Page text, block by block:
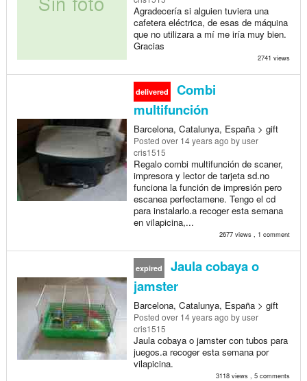
Agradecería si alguien tuviera una
cafetera eléctrica, de esas de máquina
que no utilizara a mí me iría muy bien.
Gracias
2741 views
delivered
Combi
multifunción
Barcelona, Catalunya, España > gift
Posted over 14 years ago by user
cris1515
Regalo combi multifunción de scaner,
impresora y lector de tarjeta sd.no
funciona la función de impresión pero
escanea perfectamene. Tengo el cd
para instalarlo.a recoger esta semana
en vilapicina,...
2677 views , 1 comment
expired
Jaula cobaya o
jamster
Barcelona, Catalunya, España > gift
Posted over 14 years ago by user
cris1515
Jaula cobaya o jamster con tubos para
juegos.a recoger esta semana por
vilapicina.
3118 views , 5 comments